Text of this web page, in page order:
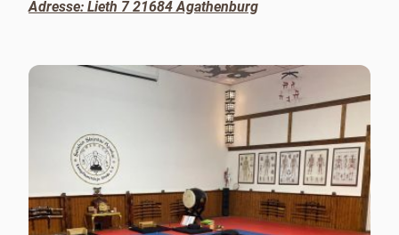
Adresse: Lieth 721684 Agathenburg